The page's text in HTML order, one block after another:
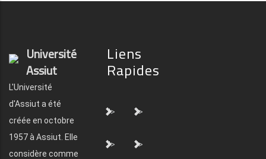
Université
Assiut
L'Université
d'Assiut a été
créée en octobre
1957 à Assiut. Elle
considère comme
Liens
Rapides
"> ">
"> ">